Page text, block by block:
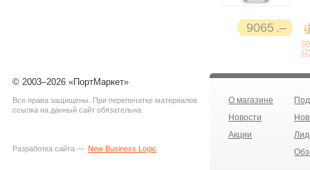
9065
(2
© 2003–2026 «ПортМаркет»
Все права защищены. При перепечатке материалов
ссылка на данный сайт обязательна.
Разработка сайта — New Business Logic
О магазине
Новости
Акции